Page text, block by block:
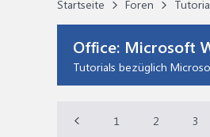
Startseite Foren
Office: Microsoft
Tutorials bezüglich
1 2 3